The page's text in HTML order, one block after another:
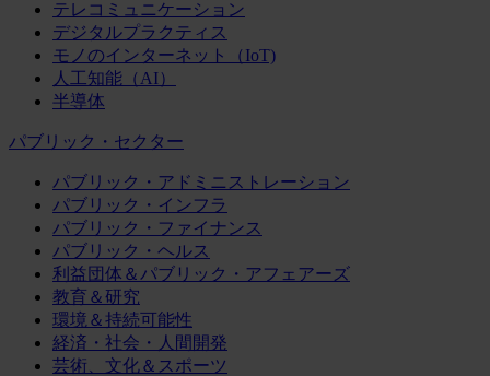
テレコミュニケーション
デジタルプラクティス
モノのインターネット（IoT)
人工知能（AI）
半導体
パブリック・セクター
パブリック・アドミニストレーション
パブリック・インフラ
パブリック・ファイナンス
パブリック・ヘルス
利益団体＆パブリック・アフェアーズ
教育＆研究
環境＆持続可能性
経済・社会・人間開発
芸術、文化＆スポーツ